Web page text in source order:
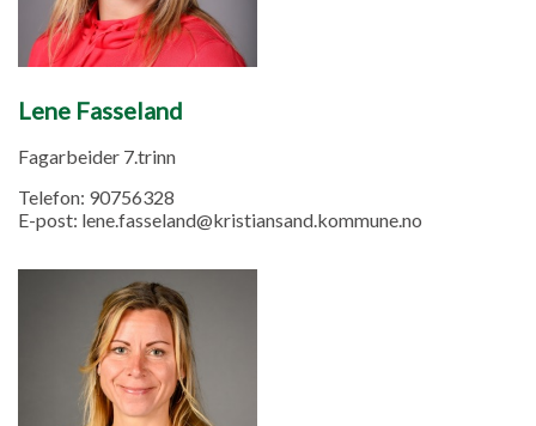
Lene Fasseland
Fagarbeider 7.trinn
Telefon: 90756328
E-post: lene.fasseland@kristiansand.kommune.no